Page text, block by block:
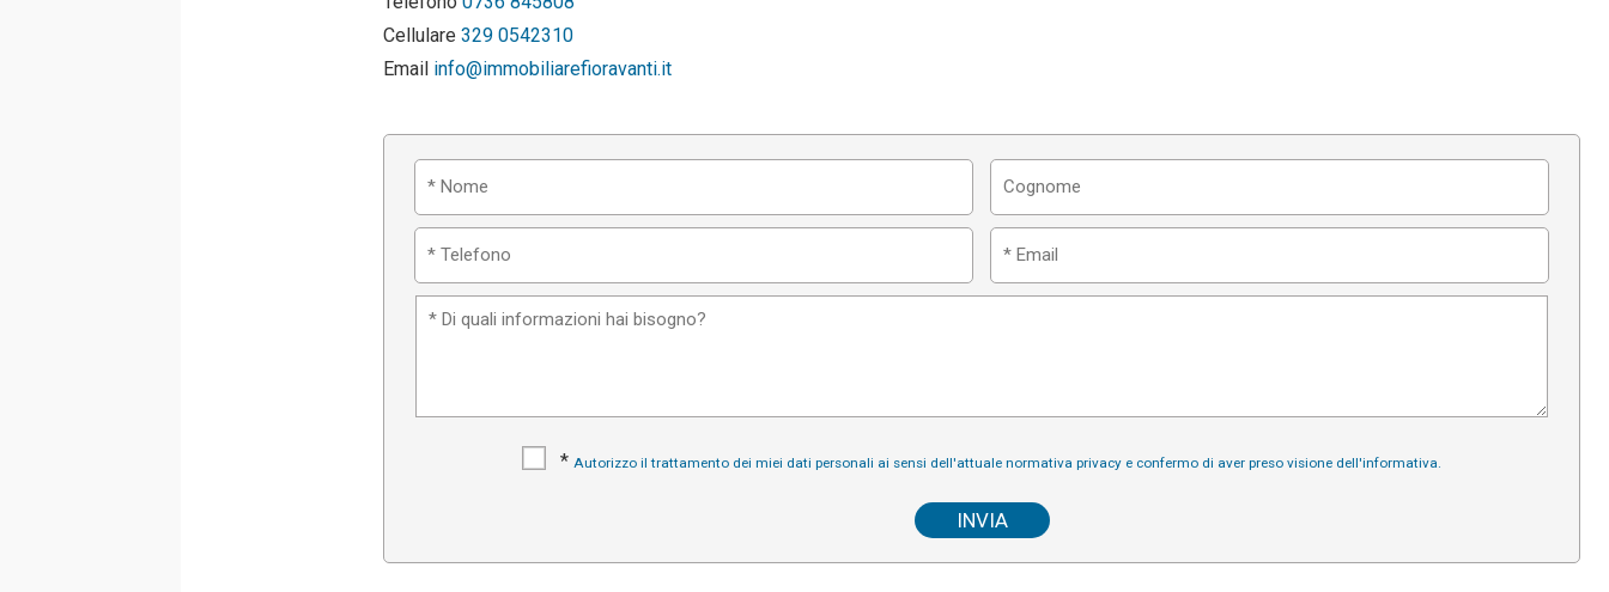
Cellulare329 0542310
Email info@immobiliarefioravanti.it
*Autorizzo il trattamento dei miei dati personali ai sensi dell'attuale normativa privacy e confermo di aver preso visione dell'informativa.